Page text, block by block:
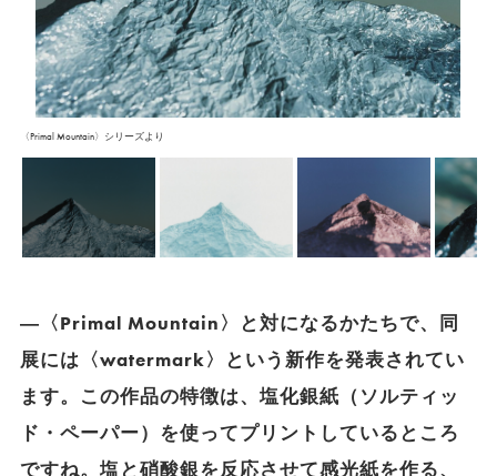
〈Primal Mountain〉シリーズより
―〈Primal Mountain〉と対になるかたちで、同
展には〈watermark〉という新作を発表されてい
ます。この作品の特徴は、塩化銀紙（ソルティッ
ド・ペーパー）を使ってプリントしているところ
ですね。塩と硝酸銀を反応させて感光紙を作る、